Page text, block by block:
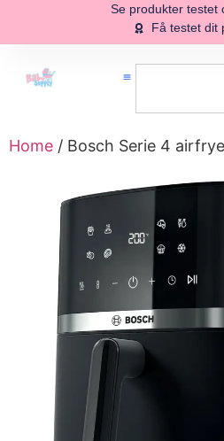
Se produkter testet
Få testet dit
Home / Bosch Serie 4